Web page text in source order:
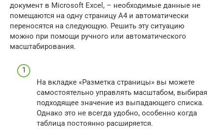
документ в Microsoft Excel, – необходимые данные не
помещаются на одну страницу А4 и автоматически
переносятся на следующую. Решить эту ситуацию
можно при помощи ручного или автоматического
масштабирования.
На вкладке «Разметка страницы» вы можете
самостоятельно управлять масштабом, выбирая
подходящее значение из выпадающего списка.
Однако это не всегда удобно, особенно когда
таблица постоянно расширяется.